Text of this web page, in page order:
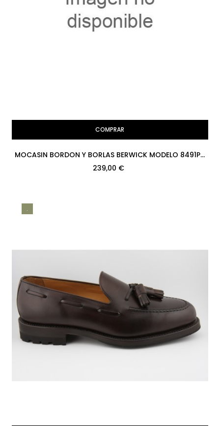
COMPRAR
MOCASIN BORDON Y BORLAS BERWICK MODELO 8491PR
H08 BOXCALF BURDEOS...
239,00 €
.